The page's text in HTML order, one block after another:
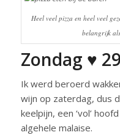
Heel veel pizza en heel veel
belangrijk
Zondag ♥
Ik werd beroerd
wijn op zaterdag, dus
keelpijn, een ‘vol’
algehele malaise.